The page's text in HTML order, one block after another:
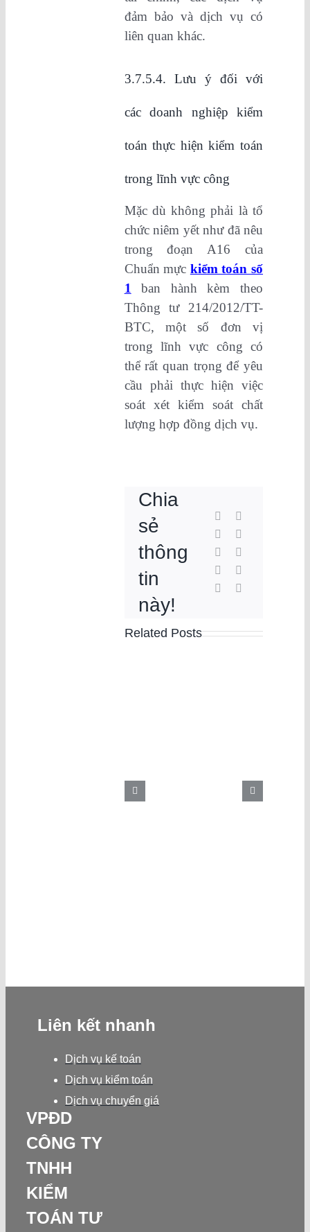
đảm bảo và dịch vụ có
liên quan khác.
3.7.5.4. Lưu ý đối với
các doanh nghiệp kiểm
toán thực hiện kiểm toán
trong lĩnh vực công
Mặc dù không phải là tổ
chức niêm yết như đã nêu
trong đoạn A16 của
Chuẩn mực kiểm toán số
1
ban hành kèm theo
Thông tư 214/2012/TT-
BTC, một số đơn vị
trong lĩnh vực công có
thể rất quan trọng để yêu
cầu phải thực hiện việc
soát xét kiểm soát chất
lượng hợp đồng dịch vụ.
Chia
sẻ
thông
tin
này!
Related Posts
số 220 Kiểm soát chất
VPĐD
CÔNG TY
TNHH
KIỂM
TOÁN TƯ
Liên kết nhanh
Dịch vụ kế toán
Dịch vụ kiểm toán
Dịch vụ chuyển giá